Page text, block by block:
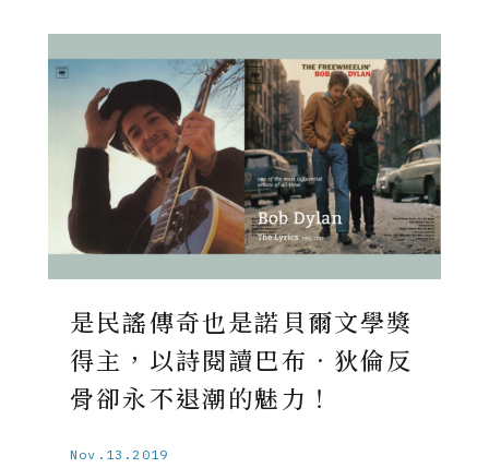
是民謠傳奇也是諾貝爾文學獎
得主，以詩閱讀巴布．狄倫反
骨卻永不退潮的魅力！
Nov.13.2019